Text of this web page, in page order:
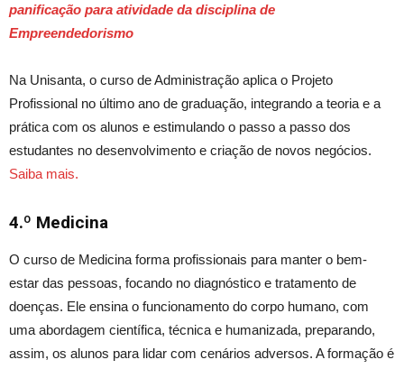
panificação para atividade da disciplina de
Empreendedorismo
Na Unisanta, o curso de Administração aplica o Projeto
Profissional no último ano de graduação, integrando a teoria e a
prática com os alunos e estimulando o passo a passo dos
estudantes no desenvolvimento e criação de novos negócios.
Saiba mais.
4.º Medicina
O curso de Medicina forma profissionais para manter o bem-
estar das pessoas, focando no diagnóstico e tratamento de
doenças. Ele ensina o funcionamento do corpo humano, com
uma abordagem científica, técnica e humanizada, preparando,
assim, os alunos para lidar com cenários adversos. A formação é